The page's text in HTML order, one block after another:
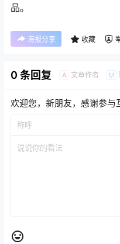
品。
海报分享 收藏
0 条回复 A 文章作者 M
欢迎您，新朋友，感谢参与